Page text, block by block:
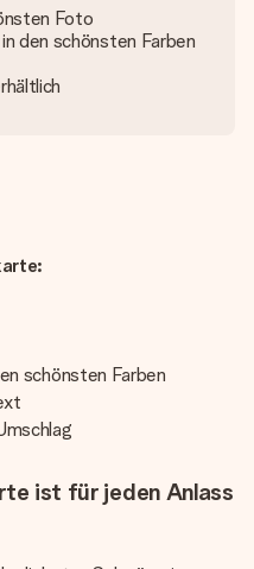
Foto
den schönsten Farben
schönsten Farben
ist für jeden Anlass